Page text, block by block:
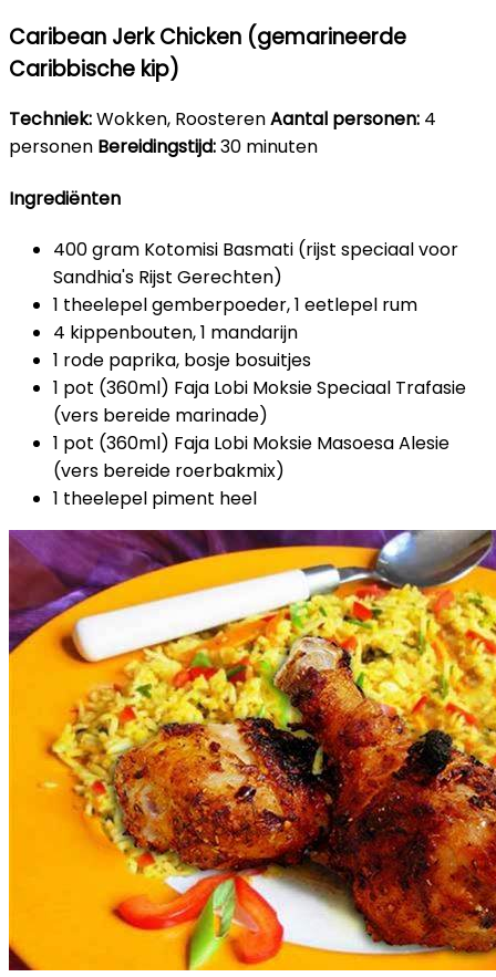
Caribean Jerk Chicken (gemarineerde
Caribbische kip)
Techniek:Wokken, RoosterenAantal personen: 4
personen Bereidingstijd:30 minuten
Ingrediënten
400 gram Kotomisi Basmati (rijst speciaal voor
Sandhia's Rijst Gerechten)
1 theelepel gemberpoeder, 1 eetlepel rum
4 kippenbouten, 1 mandarijn
1 rode paprika, bosje bosuitjes
1 pot (360ml) Faja Lobi Moksie Speciaal Trafasie
(vers bereide marinade)
1 pot (360ml) Faja Lobi Moksie Masoesa Alesie
(vers bereide roerbakmix)
1 theelepel piment heel